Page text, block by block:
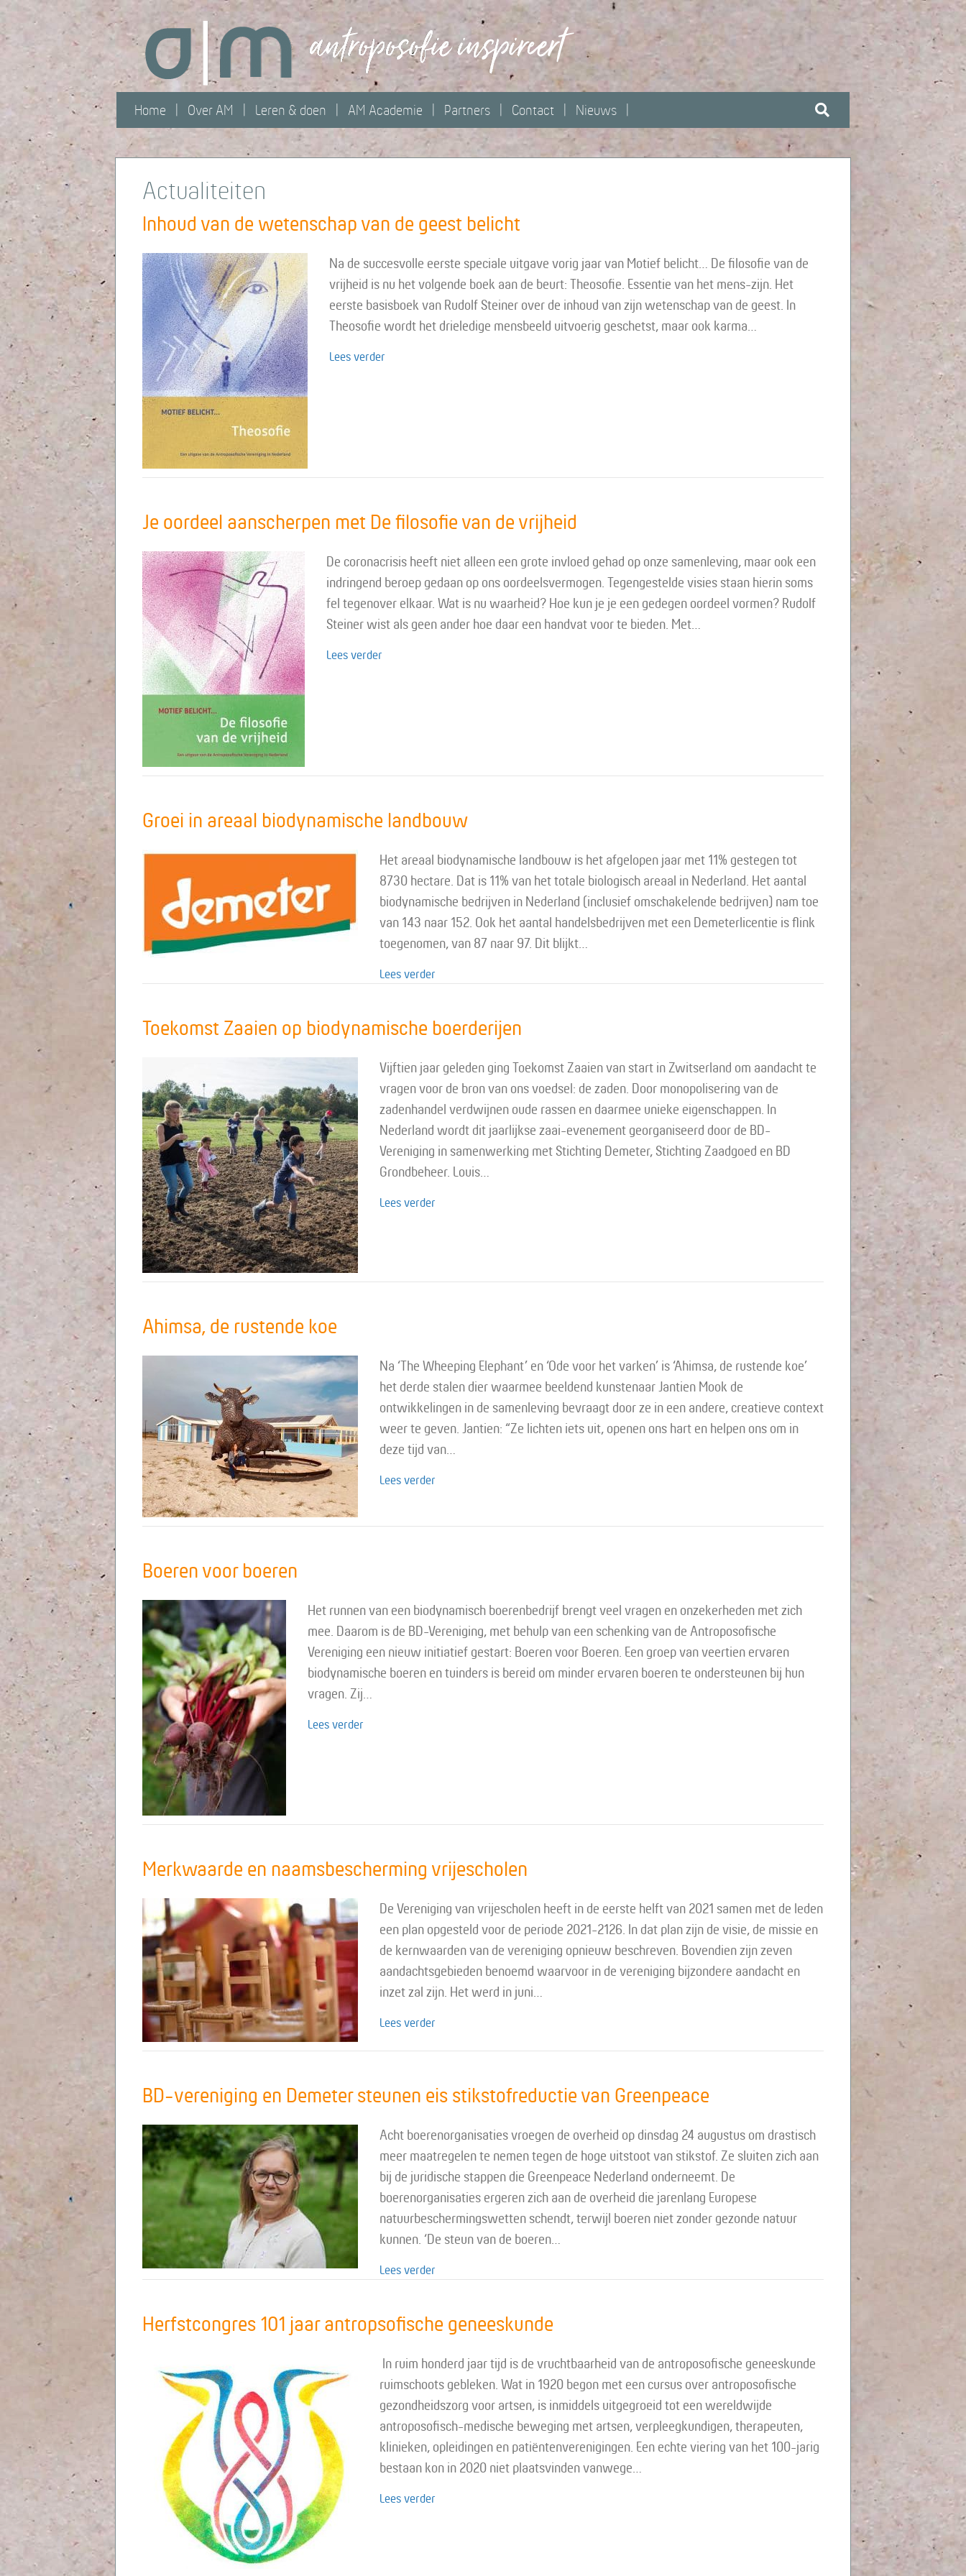
Home Over AM Leren & doen AM Academie Partners Contact Nieuws
Actualiteiten
Inhoud van de wetenschap van de geest belicht
Na de succesvolle eerste speciale uitgave vorig jaar van Motief belicht… De filosofie van de
vrijheid is nu het volgende boek aan de beurt: Theosofie. Essentie van het mens-zijn. Het
eerste basisboek van Rudolf Steiner over de inhoud van zijn wetenschap van de geest. In
Theosofie wordt het drieledige mensbeeld uitvoerig geschetst, maar ook karma…
Lees verder
Je oordeel aanscherpen met De filosofie van de vrijheid
De coronacrisis heeft niet alleen een grote invloed gehad op onze samenleving, maar ook een
indringend beroep gedaan op ons oordeelsvermogen. Tegengestelde visies staan hierin soms
fel tegenover elkaar. Wat is nu waarheid? Hoe kun je je een gedegen oordeel vormen? Rudolf
Steiner wist als geen ander hoe daar een handvat voor te bieden. Met…
Lees verder
Groei in areaal biodynamische landbouw
Het areaal biodynamische landbouw is het afgelopen jaar met 11% gestegen tot
8730 hectare. Dat is 11% van het totale biologisch areaal in Nederland. Het aantal
biodynamische bedrijven in Nederland (inclusief omschakelende bedrijven) nam toe
van 143 naar 152. Ook het aantal handelsbedrijven met een Demeterlicentie is flink
toegenomen, van 87 naar 97. Dit blijkt…
Lees verder
Toekomst Zaaien op biodynamische boerderijen
Vijftien jaar geleden ging Toekomst Zaaien van start in Zwitserland om aandacht te
vragen voor de bron van ons voedsel: de zaden. Door monopolisering van de
zadenhandel verdwijnen oude rassen en daarmee unieke eigenschappen. In
Nederland wordt dit jaarlijkse zaai-evenement georganiseerd door de BD-
Vereniging in samenwerking met Stichting Demeter, Stichting Zaadgoed en BD
Grondbeheer. Louis…
Lees verder
Ahimsa, de rustende koe
Na ‘The Wheeping Elephant’ en ‘Ode voor het varken’ is ‘Ahimsa, de rustende koe’
het derde stalen dier waarmee beeldend kunstenaar Jantien Mook de
ontwikkelingen in de samenleving bevraagt door ze in een andere, creatieve context
weer te geven. Jantien: “Ze lichten iets uit, openen ons hart en helpen ons om in
deze tijd van…
Lees verder
Boeren voor boeren
Het runnen van een biodynamisch boerenbedrijf brengt veel vragen en onzekerheden met zich
mee. Daarom is de BD-Vereniging, met behulp van een schenking van de Antroposofische
Vereniging een nieuw initiatief gestart: Boeren voor Boeren. Een groep van veertien ervaren
biodynamische boeren en tuinders is bereid om minder ervaren boeren te ondersteunen bij hun
vragen. Zij…
Lees verder
Merkwaarde en naamsbescherming vrijescholen
De Vereniging van vrijescholen heeft in de eerste helft van 2021 samen met de leden
een plan opgesteld voor de periode 2021-2126. In dat plan zijn de visie, de missie en
de kernwaarden van de vereniging opnieuw beschreven. Bovendien zijn zeven
aandachtsgebieden benoemd waarvoor in de vereniging bijzondere aandacht en
inzet zal zijn. Het werd in juni…
Lees verder
BD-vereniging en Demeter steunen eis stikstofreductie van Greenpeace
Acht boerenorganisaties vroegen de overheid op dinsdag 24 augustus om drastisch
meer maatregelen te nemen tegen de hoge uitstoot van stikstof. Ze sluiten zich aan
bij de juridische stappen die Greenpeace Nederland onderneemt. De
boerenorganisaties ergeren zich aan de overheid die jarenlang Europese
natuurbeschermingswetten schendt, terwijl boeren niet zonder gezonde natuur
kunnen. ‘De steun van de boeren…
Lees verder
Herfstcongres 101 jaar antropsofische geneeskunde
In ruim honderd jaar tijd is de vruchtbaarheid van de antroposofische geneeskunde
ruimschoots gebleken. Wat in 1920 begon met een cursus over antroposofische
gezondheidszorg voor artsen, is inmiddels uitgegroeid tot een wereldwijde
antroposofisch-medische beweging met artsen, verpleegkundigen, therapeuten,
klinieken, opleidingen en patiëntenverenigingen. Een echte viering van het 100-jarig
bestaan kon in 2020 niet plaatsvinden vanwege…
Lees verder